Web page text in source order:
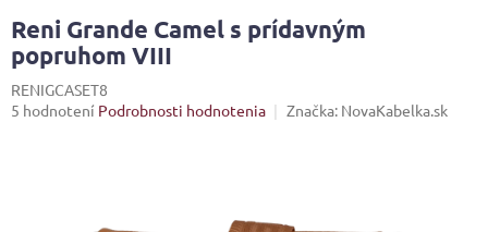
Reni Grande Camel s prídavným
popruhom VIII
RENIGCASET8
Priemerné
5 hodnotení Podrobnosti hodnotenia Značka: NovaKabelka.sk